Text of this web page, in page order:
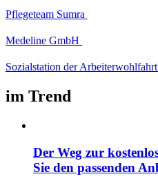
Pflegeteam Sumra
Medeline GmbH
Sozialstation der Arbeiterwohlfahrt
im Trend
Der Weg zur
Sie den passenden